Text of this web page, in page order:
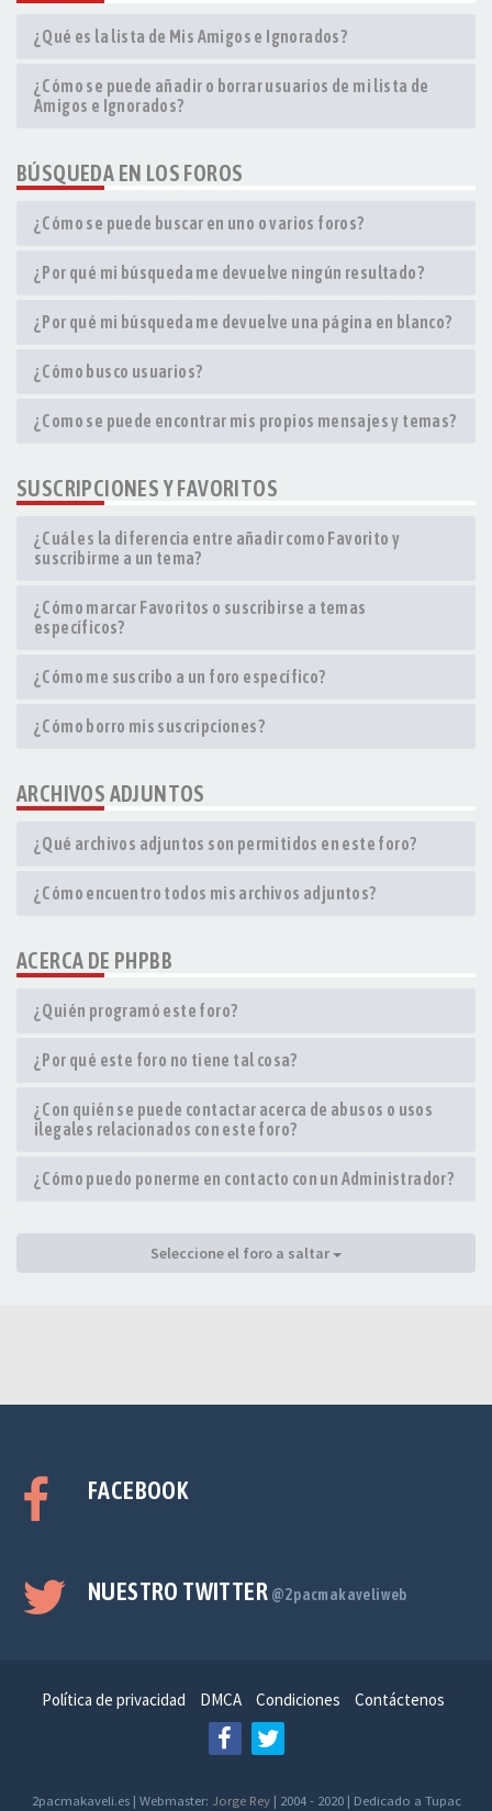
¿Qué es la lista de Mis Amigos e Ignorados?
¿Cómo se puede añadir o borrar usuarios de mi lista de
Amigos e Ignorados?
BÚSQUEDA EN LOS FOROS
¿Cómo se puede buscar en uno o varios foros?
¿Por qué mi búsqueda me devuelve ningún resultado?
¿Por qué mi búsqueda me devuelve una página en blanco?
¿Cómo busco usuarios?
¿Como se puede encontrar mis propios mensajes y temas?
SUSCRIPCIONES Y FAVORITOS
¿Cuál es la diferencia entre añadir como Favorito y
suscribirme a un tema?
¿Cómo marcar Favoritos o suscribirse a temas
específicos?
¿Cómo me suscribo a un foro específico?
¿Cómo borro mis suscripciones?
ARCHIVOS ADJUNTOS
¿Qué archivos adjuntos son permitidos en este foro?
¿Cómo encuentro todos mis archivos adjuntos?
ACERCA DE PHPBB
¿Quién programó este foro?
¿Por qué este foro no tiene tal cosa?
¿Con quién se puede contactar acerca de abusos o usos
ilegales relacionados con este foro?
¿Cómo puedo ponerme en contacto con un Administrador?
Seleccione el foro a saltar
FACEBOOK
NUESTRO TWITTER @2pacmakaveliweb
Política de privacidad DMCA Condiciones Contáctenos
2pacmakaveli.es | Webmaster: Jorge Rey| 2004 - 2020 | Dedicado a Tupac